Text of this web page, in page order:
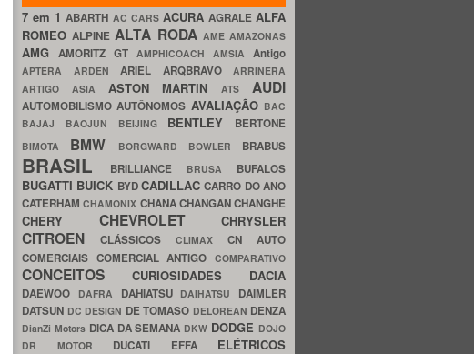
7 em 1ABARTH AC CARS ACURA AGRALE ALFA
ROMEOALPINEALTA RODA AME AMAZONAS
AMG AMORITZ GT AMPHICOACH AMSIA Antigo
APTERA ARDEN ARIEL ARQBRAVO ARRINERA
ARTIGO ASIA ASTON MARTINATS AUDI
AUTOMOBILISMOAUTÔNOMOS AVALIAÇÃO BAC
BAJAJ BAOJUN BEIJING BENTLEY BERTONE
BIMOTA BMW BORGWARD BOWLER BRABUS
BRASIL BRILLIANCE BRUSA BUFALOS
BUGATTI BUICK BYDCADILLACCARRO DO ANO
CATERHAMCHAMONIX CHANACHANGANCHANGHE
CHERY CHEVROLET CHRYSLER
CITROEN CLÁSSICOS CLIMAX CN AUTO
COMERCIAIS COMERCIAL ANTIGOCOMPARATIVO
CONCEITOS CURIOSIDADES DACIA
DAEWOO DAFRA DAHIATSU DAIHATSU DAIMLER
DATSUN DC DESIGN DE TOMASO DELOREAN DENZA
DianZi Motors DICA DA SEMANA DKW DODGE DOJO
DR MOTOR DUCATI EFFA ELÉTRICOS